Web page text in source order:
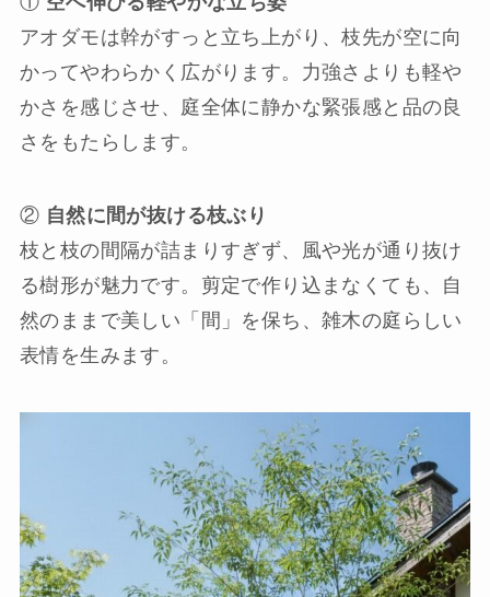
アオダモは幹がすっと立ち上がり、枝先が空に向
かってやわらかく広がります。力強さよりも軽や
かさを感じさせ、庭全体に静かな緊張感と品の良
さをもたらします。
② 自然に間が抜ける枝ぶり
枝と枝の間隔が詰まりすぎず、風や光が通り抜け
る樹形が魅力です。剪定で作り込まなくても、自
然のままで美しい「間」を保ち、雑木の庭らしい
表情を生みます。